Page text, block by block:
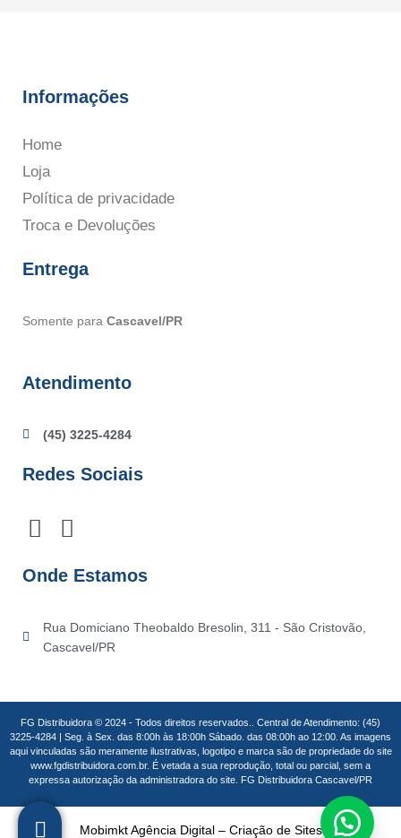
Informações
Home
Loja
Política de privacidade
Troca e Devoluções
Entrega
Somente para Cascavel/PR
Atendimento
(45) 3225-4284
Redes Sociais
F
c
b
o
k
I
s
a
g
a
m
Onde Estamos
Rua Domiciano Theobaldo Bresolin, 311 - São Cristovão,
Cascavel/PR
FG Distribuidora © 2024 - Todos direitos reservados.. Central de Atendimento: (45)
3225-4284 | Seg. à Sex. das 8:00h às 18:00h Sábado. das 08:00h ao 12:00. As imagens
aqui vinculadas são meramente ilustrativas, logotipo e marca são de propriedade do site
www.fgdistribuidora.com.br. É vetada a sua reprodução, total ou parcial, sem a
expressa autorização da administradora do site. FG Distribuidora Cascavel/PR
Mobimkt Agência Digital – Criação de Sites